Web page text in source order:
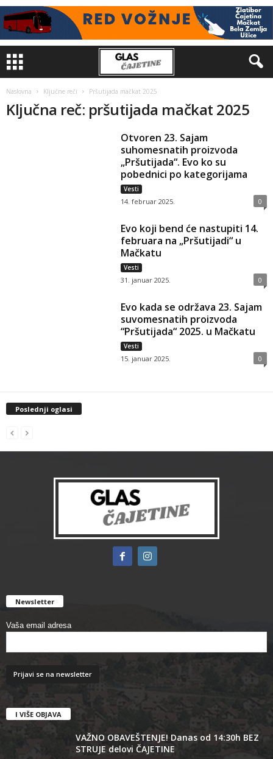
Naslovna Ključne reči Pršutijada mačkat 2025
Ključna reč: pršutijada mačkat 2025
Otvoren 23. Sajam
suhomesnatih proizvoda
„Pršutijada“. Evo ko su
pobednici po kategorijama
Vesti
14. februar 2025. 0
Evo koji bend će nastupiti 14.
februara na „Pršutijadi“ u
Mačkatu
Vesti
31. januar 2025. 0
Evo kada se održava 23. Sajam
suvomesnatih proizvoda
“Pršutijada“ 2025. u Mačkatu
Vesti
15. januar 2025. 0
Poslednji oglasi
Newsletter
Vaša email adresa
I VIŠE OBJAVA
VAŽNO OBAVEŠTENJE! Danas od 14:30h BEZ
STRUJE delovi ČAJETINE